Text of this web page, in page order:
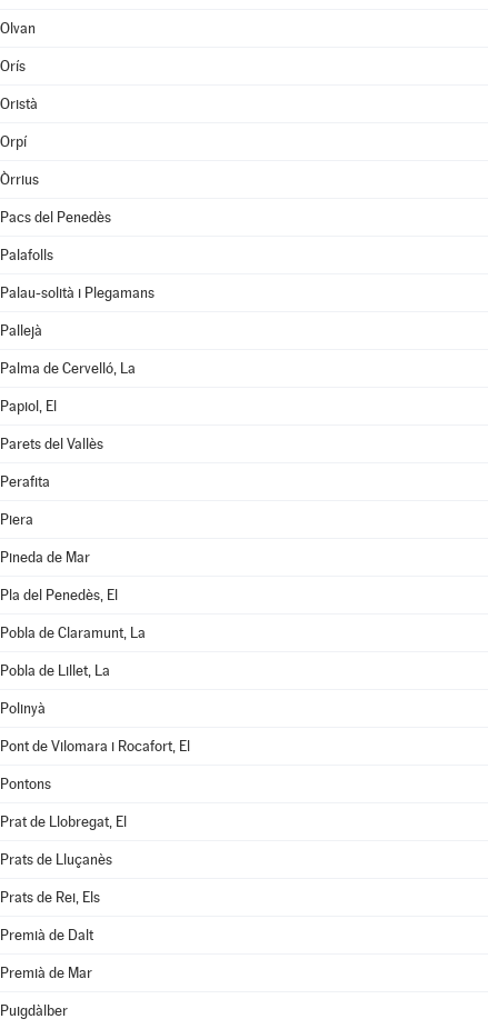
Olvan
Orís
Oristà
Orpí
Òrrius
Pacs del Penedès
Palafolls
Palau-solità i Plegamans
Pallejà
Palma de Cervelló, La
Papiol, El
Parets del Vallès
Perafita
Piera
Pineda de Mar
Pla del Penedès, El
Pobla de Claramunt, La
Pobla de Lillet, La
Polinyà
Pont de Vilomara i Rocafort, El
Pontons
Prat de Llobregat, El
Prats de Lluçanès
Prats de Rei, Els
Premià de Dalt
Premià de Mar
Puigdàlber